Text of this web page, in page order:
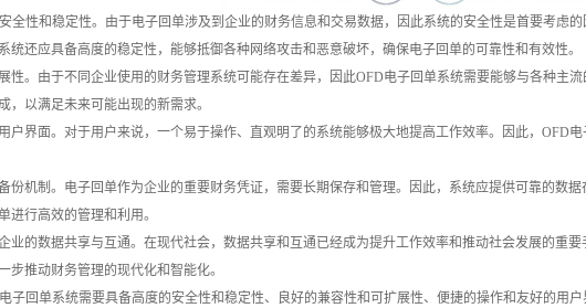
全性和稳定性。由于电子回单涉及到企业的财务信息和交易数据，因此系统的安全性是首要考虑
统还应具备高度的稳定性，能够抵御各种网络攻击和恶意破坏，确保电子回单的可靠性和有效性。
性。由于不同企业使用的财务管理系统可能存在差异，因此OFD电子回单系统需要能够与各种主
，以满足未来可能出现的新需求。
户界面。对于用户来说，一个易于操作、直观明了的系统能够极大地提高工作效率。因此，OFD
份机制。电子回单作为企业的重要财务凭证，需要长期保存和管理。因此，系统应提供可靠的数
进行高效的管理和利用。
业的数据共享与互通。在现代社会，数据共享和互通已经成为提升工作效率和推动社会发展的重
步推动财务管理的现代化和智能化。
子回单系统需要具备高度的安全性和稳定性、良好的兼容性和可扩展性、便捷的操作和友好的用